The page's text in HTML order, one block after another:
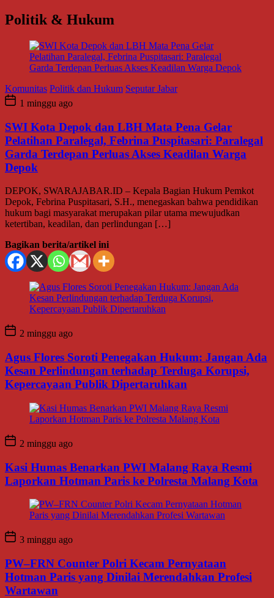
Politik & Hukum
Komunitas Politik dan Hukum Seputar Jabar
1 minggu ago
SWI Kota Depok dan LBH Mata Pena Gelar
Pelatihan Paralegal, Febrina Puspitasari: Paralegal
Garda Terdepan Perluas Akses Keadilan Warga
Depok
DEPOK, SWARAJABAR.ID – Kepala Bagian Hukum Pemkot
Depok, Febrina Puspitasari, S.H., menegaskan bahwa pendidikan
hukum bagi masyarakat merupakan pilar utama mewujudkan
ketertiban, keadilan, dan perlindungan […]
Bagikan berita/artikel ini
2 minggu ago
Agus Flores Soroti Penegakan Hukum: Jangan Ada
Kesan Perlindungan terhadap Terduga Korupsi,
Kepercayaan Publik Dipertaruhkan
2 minggu ago
Kasi Humas Benarkan PWI Malang Raya Resmi
Laporkan Hotman Paris ke Polresta Malang Kota
3 minggu ago
PW–FRN Counter Polri Kecam Pernyataan
Hotman Paris yang Dinilai Merendahkan Profesi
Wartawan